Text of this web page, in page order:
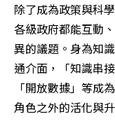
除了成為政策與科
各級政府都能互動
異的議題。身為知
通介面，「知識串
「開放數據」等成
角色之外的活化與